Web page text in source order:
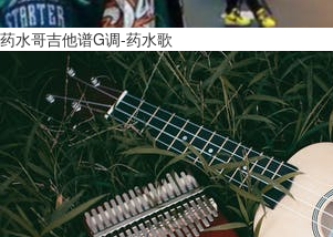
药水哥吉他谱G调-药水歌